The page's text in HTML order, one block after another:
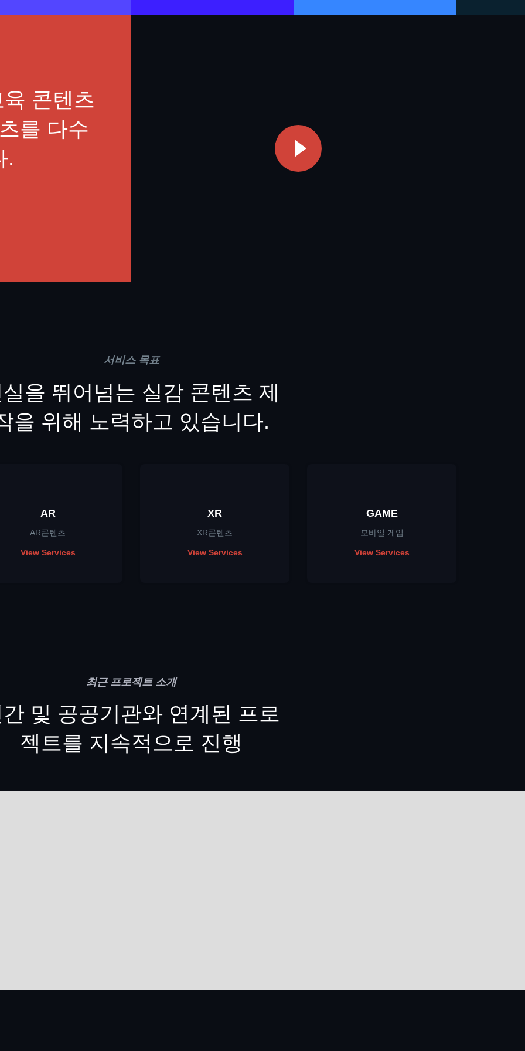
콘텐츠
를 다수
.
서비스 목표
을 뛰어넘는 실감 콘텐츠 제
을 위해 노력하고 있습니다.
AR
AR콘텐츠
View Services
XR
XR콘텐츠
View Services
GAME
모바일 게임
View Services
최근 프로젝트 소개
및 공공기관와 연계된 프로
젝트를 지속적으로 진행